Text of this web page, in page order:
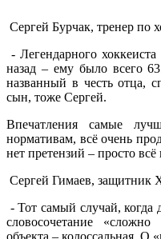
Сергей Бурчак, тренер по
- Легендарного
назад – ему было всего
названный в честь отца,
сын, тоже Сергей.
Впечатления самые
нормативам, всё очень
нет претензий – просто всё
Сергей Гимаев, защитник
- Тот самый случай, когда
словосочетание «сложно
объекта – колоссальная. О